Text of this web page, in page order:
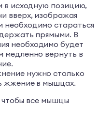
в исходную позицию,
вверх, изображая
стараться
прямыми. В
необходимо будет
медленно вернуть в
нужно столько
жжение в мышцах.
чтобы все мышцы